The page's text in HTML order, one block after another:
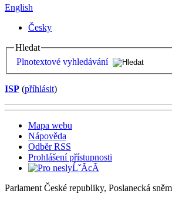
English
Česky
Hledat
Plnotextové vyhledávání
ISP (příhlásit)
Mapa webu
Nápověda
Odběr RSS
Prohlášení přístupnosti
Parlament České republiky, Poslanecká